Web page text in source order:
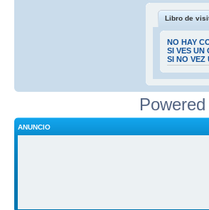
Libro de
NO HAY
SI VES UN
SI NO VEZ
ANUNCIO